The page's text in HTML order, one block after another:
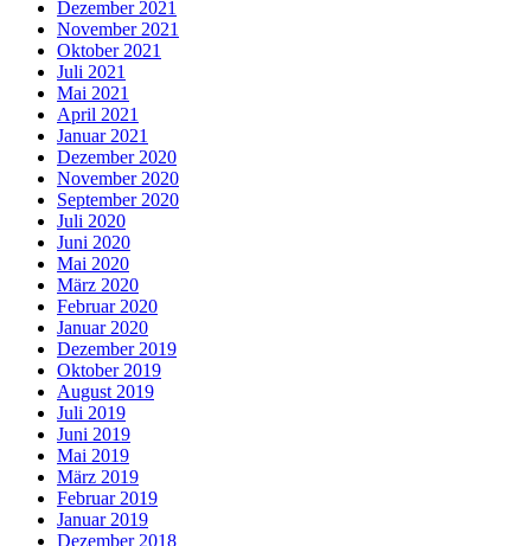
Dezember 2021
November 2021
Oktober 2021
Juli 2021
Mai 2021
April 2021
Januar 2021
Dezember 2020
November 2020
September 2020
Juli 2020
Juni 2020
Mai 2020
März 2020
Februar 2020
Januar 2020
Dezember 2019
Oktober 2019
August 2019
Juli 2019
Juni 2019
Mai 2019
März 2019
Februar 2019
Januar 2019
Dezember 2018